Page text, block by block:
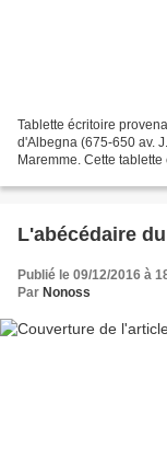
Tablette écritoire
d'Albegna (675-650 av.
Maremme. Cette
L'abécédaire
Publié le 09/12/2016 à
Par Nonoss